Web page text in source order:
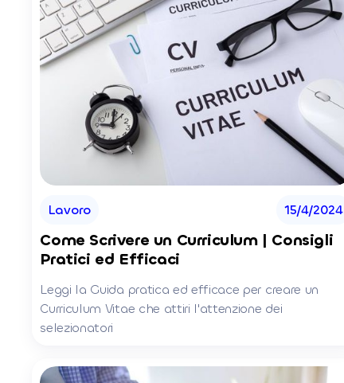
Lavoro 15/4/2024
Come Scrivere un Curriculum | Consigli
Pratici ed Efficaci
Leggi la Guida pratica ed efficace per creare un
Curriculum Vitae che attiri l'attenzione dei
selezionatori